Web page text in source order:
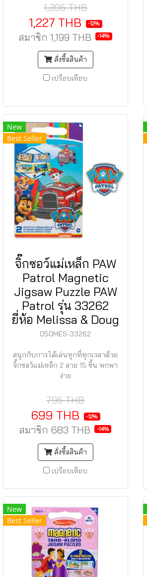
1,395 THB
1,227 THB -12%
สมาชิก 1,199 THB -14%
สั่งซื้อสินค้า
เปรียบเทียบ
New
Best Seller
จิ๊กซอว์แม่เหล็ก PAW
Patrol Magnetic
Jigsaw Puzzle PAW
Patrol รุ่น 33262
ยี่ห้อ Melissa & Doug
050MES-33262
สนุกกับการได้เล่นทุกที่ทุกเวลาด้วย
จิ๊กซอว์แม่เหล็ก 2 ลาย 15 ชิ้น พกพา
ง่าย
795 THB
699 THB -12%
สมาชิก 683 THB -14%
สั่งซื้อสินค้า
เปรียบเทียบ
New
Best Seller